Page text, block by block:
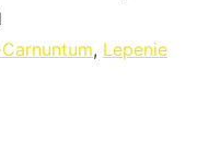
, Lepenie